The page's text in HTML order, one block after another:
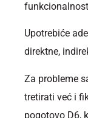
Upotrebiće
direktne,
Za probleme
tretirati već i
pogotovo D6,